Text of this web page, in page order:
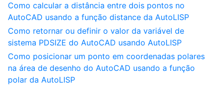
Como calcular a distância entre dois pontos no
AutoCAD usando a função distance da AutoLISP
Como retornar ou definir o valor da variável de
sistema PDSIZE do AutoCAD usando AutoLISP
Como posicionar um ponto em coordenadas polares
na área de desenho do AutoCAD usando a função
polar da AutoLISP